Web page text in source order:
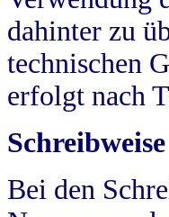
dahinter zu
technischen
erfolgt nach
Bei den